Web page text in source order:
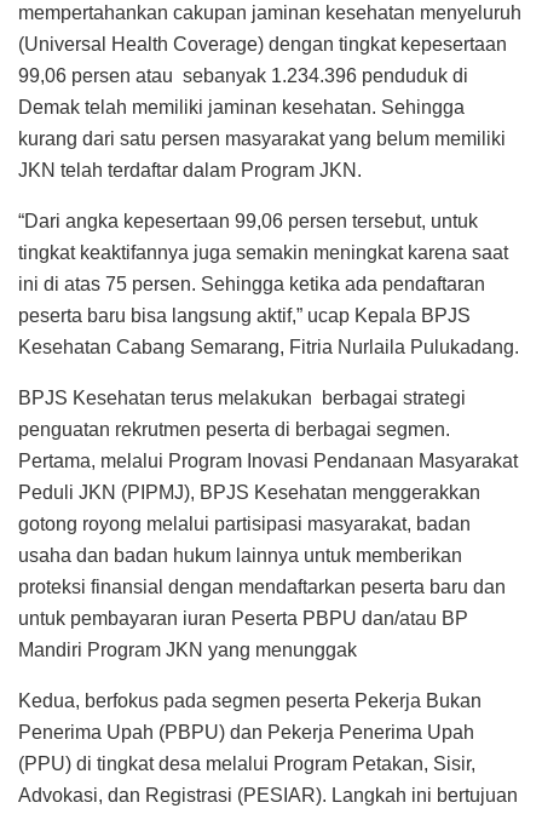
mempertahankan cakupan jaminan kesehatan menyeluruh
(Universal Health Coverage) dengan tingkat kepesertaan
99,06 persen atau sebanyak 1.234.396 penduduk di
Demak telah memiliki jaminan kesehatan. Sehingga
kurang dari satu persen masyarakat yang belum memiliki
JKN telah terdaftar dalam Program JKN.
“Dari angka kepesertaan 99,06 persen tersebut, untuk
tingkat keaktifannya juga semakin meningkat karena saat
ini di atas 75 persen. Sehingga ketika ada pendaftaran
peserta baru bisa langsung aktif,” ucap Kepala BPJS
Kesehatan Cabang Semarang, Fitria Nurlaila Pulukadang.
BPJS Kesehatan terus melakukan berbagai strategi
penguatan rekrutmen peserta di berbagai segmen.
Pertama, melalui Program Inovasi Pendanaan Masyarakat
Peduli JKN (PIPMJ), BPJS Kesehatan menggerakkan
gotong royong melalui partisipasi masyarakat, badan
usaha dan badan hukum lainnya untuk memberikan
proteksi finansial dengan mendaftarkan peserta baru dan
untuk pembayaran iuran Peserta PBPU dan/atau BP
Mandiri Program JKN yang menunggak
Kedua, berfokus pada segmen peserta Pekerja Bukan
Penerima Upah (PBPU) dan Pekerja Penerima Upah
(PPU) di tingkat desa melalui Program Petakan, Sisir,
Advokasi, dan Registrasi (PESIAR). Langkah ini bertujuan